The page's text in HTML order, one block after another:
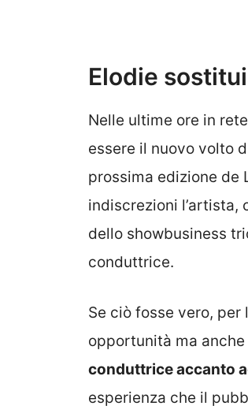
Elodie
Nelle ultime ore in
essere il nuovo volto
prossima edizione de
indiscrezioni l’artista,
dello showbusiness
conduttrice.
Se ciò fosse vero,
opportunità ma anche
conduttrice accanto
esperienza che il